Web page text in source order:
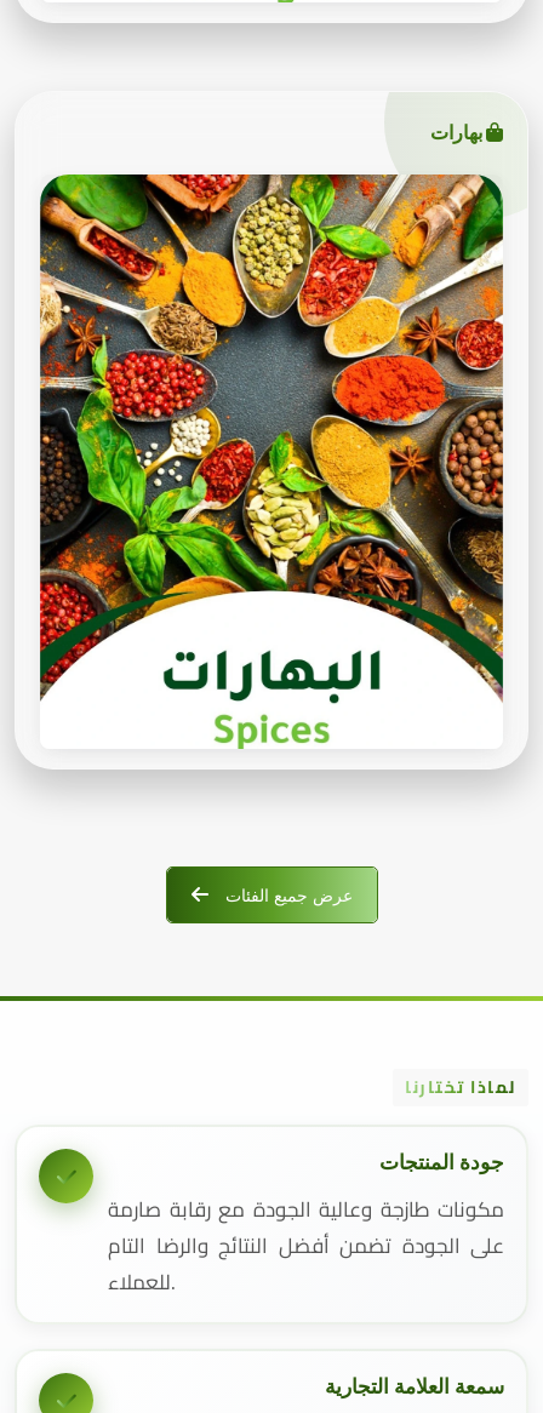
بهارات
عرض جميع الفئات
لماذا تختارنا
جودة المنتجات
مكونات طازجة وعالية الجودة مع رقابة صارمة
على الجودة تضمن أفضل النتائج والرضا التام
للعملاء.
سمعة العلامة التجارية